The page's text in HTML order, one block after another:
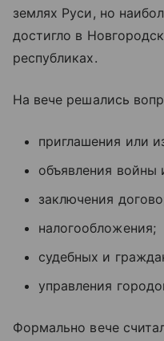
землях Руси, но
достигло в
республиках.
На вече решались
приглашения или
объявления войны
заключения
налогообложения;
судебных и
управления
Формально вече